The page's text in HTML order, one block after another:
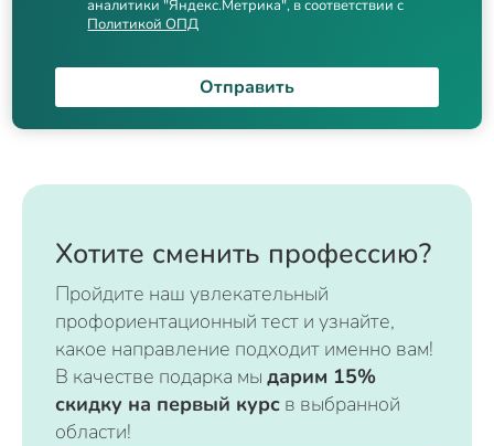
аналитики "Яндекс.Метрика", в соответствии с
Политикой ОПД
Отправить
Хотите сменить профессию?
Пройдите наш увлекательный
профориентационный тест и узнайте,
какое направление подходит именно вам!
В качестве подарка мы дарим 15%
скидку на первый курс в выбранной
области!